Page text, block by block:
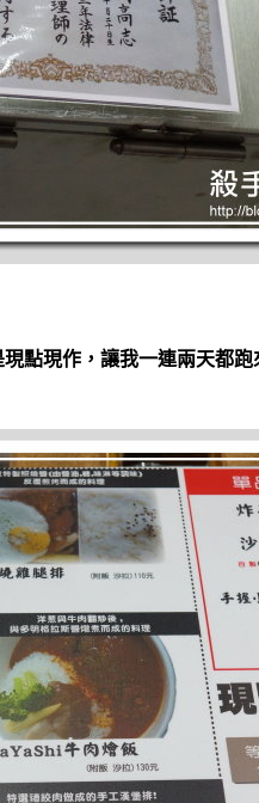
點現作，讓我一連兩天都跑